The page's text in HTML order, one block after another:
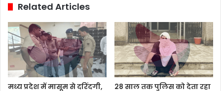
Related Articles
मध्य प्रदेश में मासूम से दरिंदगी,
28 साल तक पुलिस को देता रहा